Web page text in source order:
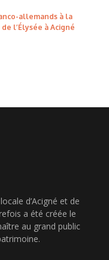
allemands à la
l’Élysée à Acigné
d’Acigné et de
a été créée le
au grand public